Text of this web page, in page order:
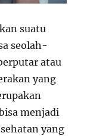
suatu
seolah-
atau
yang
menjadi
yang